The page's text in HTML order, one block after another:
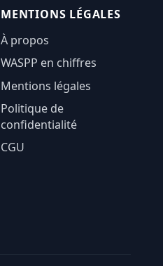
MENTIONS LÉGALES
À propos
WASPP en chiffres
Mentions légales
Politique de
confidentialité
CGU